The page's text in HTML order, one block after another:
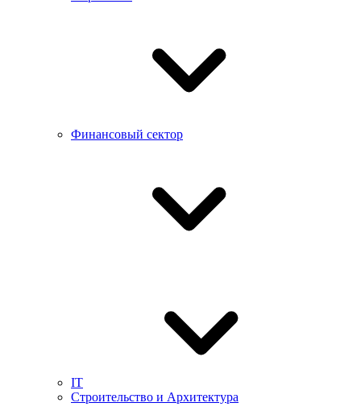
Финансовый сектор
IT
Строительство и Архитектура